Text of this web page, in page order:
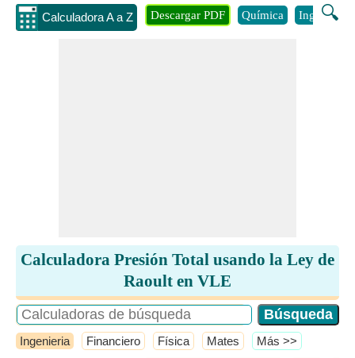
Calculadora A a Z 🔍
Descargar PDF Química Ingenieria
Calculadora Presión Total usando la Ley de
Raoult en VLE
Ingenieria Financiero Física Mates ​Más >>